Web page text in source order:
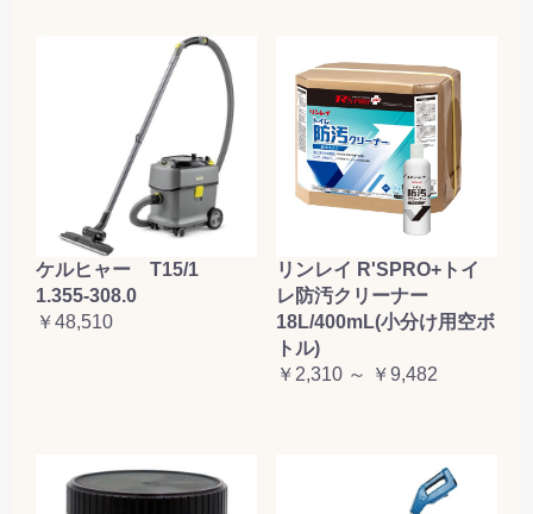
ケルヒャー T15/1
1.355-308.0
￥48,510
リンレイ R'SPRO+トイ
レ防汚クリーナー
18L/400mL(小分け用空ボ
トル)
￥2,310 ～ ￥9,482